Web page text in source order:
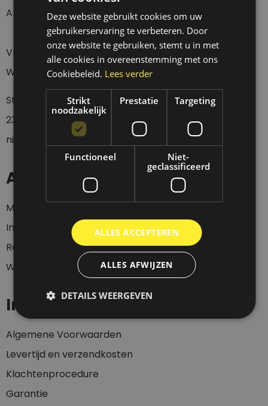
Afhalen Donderdag t/m Zaterdag tussen 12 en 18 uur.
Vragen over een verzending?
Wacht eerst 4 werkdagen geduldig af a.u.b.
Stuur een whatsapp of sms bericht op06-
23437536
wanneer je langs wil komen, want wij zijn
niet altijd aanwezig.
Account
Mijn account
Inloggen
Registeren
Winkelwagen
Informatie
Algemene Voorwaarden
Levertijd en verzendkosten
Klachtenprocedure
Garantie
Deze website gebruikt cookies om uw
gebruikerservaring te verbeteren. Door
onze website te gebruiken, stemt u in met
alle cookies in overeenstemming met ons
Cookiebeleid. Lees verder
Strikt
noodzakelijk
Prestatie Targeting
Functioneel
Niet-
geclassificeerd
ALLES ACCEPTEREN
ALLES AFWIJZEN
DETAILS WEERGEVEN